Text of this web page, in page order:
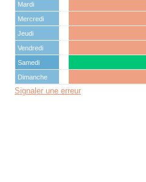
Mardi
Mercredi
Jeudi
Vendredi
Samedi
Dimanche
Signaler une erreur